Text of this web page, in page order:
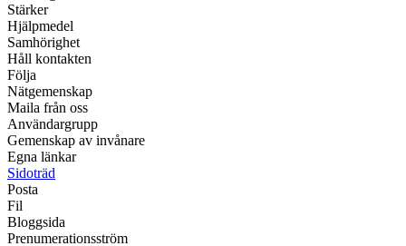
Stärker
Hjälpmedel
Samhörighet
Håll kontakten
Följa
Nätgemenskap
Maila från oss
Användargrupp
Gemenskap av invånare
Egna länkar
Sidoträd
Posta
Fil
Bloggsida
Prenumerationsström